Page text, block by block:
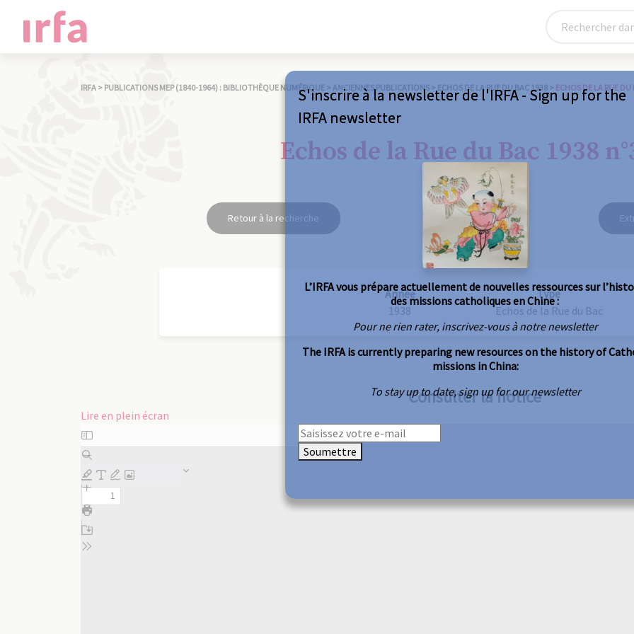
IRFA > PUBLICATIONS MEP (1840-1964) : BIBLIOTHÈQUE NUMÉRIQUE > ANCIENNES PUBLICATIONS > ECHOS DE LA RUE DU BAC 1938 > ECHOS DE LA RUE
Echos de la Rue du Bac 1938
Retour à la recherche
Année
1938
Type
Echos de la Rue du Bac
Consulter la notice
Lire en plein écran
Aller
au
contenu
PDF
S'inscrire à la newsletter de l'IRFA - Sign up for the
IRFA newsletter
L’IRFA vous prépare actuellement de nouvelles ressources sur
des missions catholiques en Chine :
Pour ne rien rater, inscrivez-vous à notre newsletter
The IRFA is currently preparing new resources on the history of
missions in China:
To stay up to date, sign up for our newsletter
Soumettre